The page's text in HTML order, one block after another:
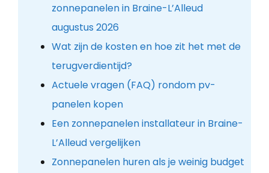
zonnepanelen in Braine-L’Alleud
augustus 2026
Wat zijn de kosten en hoe zit het met de
terugverdientijd?
Actuele vragen (FAQ) rondom pv-
panelen kopen
Een zonnepanelen installateur in Braine-
L’Alleud vergelijken
Zonnepanelen huren als je weinig budget